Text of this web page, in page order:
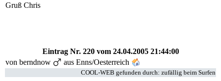
Gruß Chris
Eintrag Nr. 220vom 24.04.2005 21:44:00
von berndnow aus Enns/Oesterreich
COOL-WEB gefunden durch: zufällig beim Surfen